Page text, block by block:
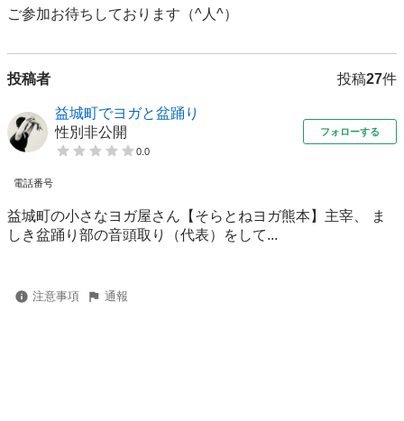
ご参加お待ちしております（^人^）
投稿者 投稿27件
益城町でヨガと盆踊り
性別非公開
0.0
フォローする
電話番号
益城町の小さなヨガ屋さん【そらとねヨガ熊本】主宰、 ま
しき盆踊り部の音頭取り（代表）をして...
注意事項 通報